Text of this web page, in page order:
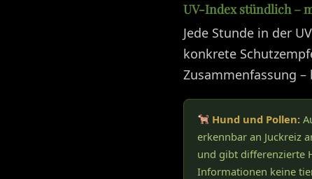
UV-Index stündlich –
Jede Stunde in der
konkrete
Zusammenfassung
Hund und Pollen:
erkennbar an Juckreiz
und gibt differenzierte
Informationen keine